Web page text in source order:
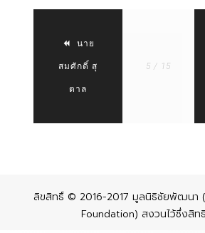
นาย
สมศักดิ์ สุ
ตาล
5 / 15
ลิขสิทธิ์ © 2016-2017 มูลนิธิชัยพัฒนา
Foundation) สงวนไว้ซึ่งสิท